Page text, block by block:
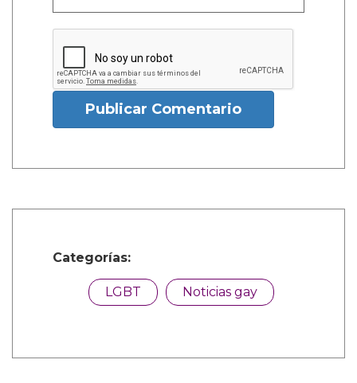
Publicar Comentario
Categorías:
LGBT Noticias gay